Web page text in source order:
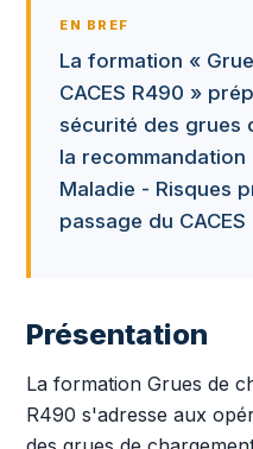
EN BREF
La formation «
CACES R490 »
sécurité des grues
la
Maladie - Risques
passage du
Présentation
La formation Grues de
R490 s'adresse aux